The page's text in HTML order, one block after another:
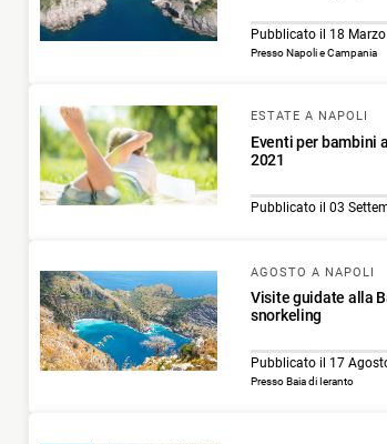
Pubblicato il 18
Presso Napoli e Campania
ESTATE A NAPOLI
Eventi per bambini
2021
Pubblicato il 03
AGOSTO A NAPOLI
Visite guidate alla
snorkeling
Pubblicato il 17
Presso Baia di Ieranto